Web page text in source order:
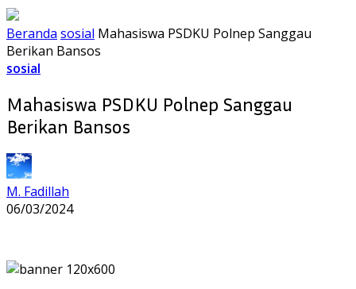
Beranda sosial Mahasiswa PSDKU Polnep Sanggau
Berikan Bansos
sosial
Mahasiswa PSDKU Polnep Sanggau
Berikan Bansos
M. Fadillah
06/03/2024